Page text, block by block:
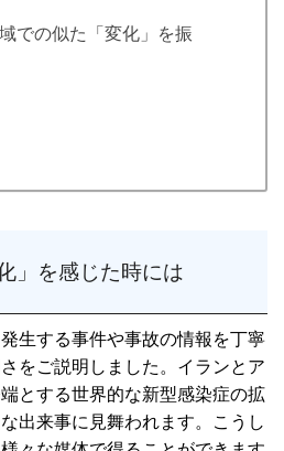
での似た「変化」を振
」を感じた時には
生する事件や事故の情報を丁寧
をご説明しました。イランとア
とする世界的な新型感染症の拡
出来事に見舞われます。こうし